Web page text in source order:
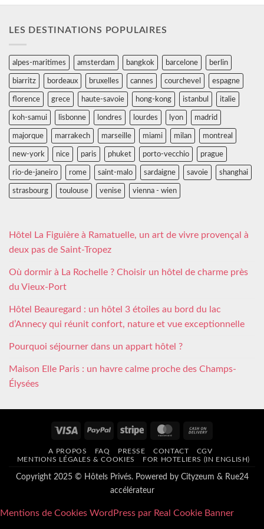
LES DESTINATIONS POPULAIRES
alpes-maritimes amsterdam bangkok barcelone berlin
biarritz bordeaux bruxelles cannes courchevel espagne
florence grece haute-savoie hong-kong istanbul italie
koh-samui lisbonne londres lourdes lyon madrid
majorque marrakech marseille miami milan montreal
new-york nice paris phuket porto-vecchio prague
rio-de-janeiro rome saint-malo sardaigne savoie shanghai
strasbourg toulouse venise vienna - wien
Hôtel La Figuière à Ramatuelle, un art de vivre provençal à
deux pas de Saint-Tropez
Où dormir à La Rochelle ? Choisir un hôtel de charme près
du Vieux-Port
Hôtel Beauregard : un hôtel 3 étoiles au bord du lac
d’Annecy qui réunit confort, nature et vue exceptionnelle
Pourquoi séjourner dans un appart hôtel ?
Maison Elle Paris : un havre calme proche des Champs-
Élysées
Visa PayPal Stripe MasterCard
Delivery
A PROPOS FAQ PRESSE CONTACT
CGV
MENTIONS LÉGALES & COOKIES
FOR HOTELIERS (IN ENGLISH)
Copyright 2025 © Hôtels Privés. Powered by Cityzeum & Rue24
accélérateur
Mentions de Cookies WordPress par Real Cookie Banner